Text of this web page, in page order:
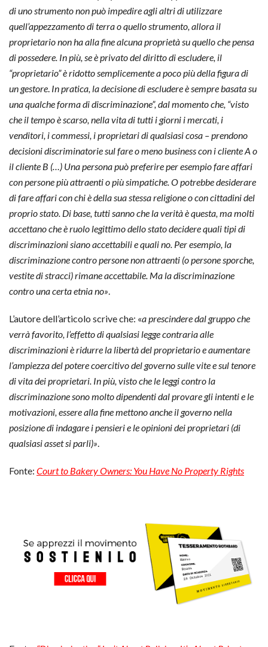
di uno strumento non può impedire agli altri di utilizzare
quell’appezzamento di terra o quello strumento, allora il
proprietario non ha alla fine alcuna proprietà su quello che pensa
di possedere. In più, se è privato del diritto di escludere, il
“proprietario” è ridotto semplicemente a poco più della figura di
un gestore. In pratica, la decisione di escludere è sempre basata su
una qualche forma di discriminazione”, dal momento che, “visto
che il tempo è scarso, nella vita di tutti i giorni i mercati, i
venditori, i commessi, i proprietari di qualsiasi cosa – prendono
decisioni discriminatorie sul fare o meno business con i cliente A o
il cliente B (…) Una persona può preferire per esempio fare affari
con persone più attraenti o più simpatiche. O potrebbe desiderare
di fare affari con chi è della sua stessa religione o con cittadini del
proprio stato. Di base, tutti sanno che la verità è questa, ma molti
accettano che è ruolo legittimo dello stato decidere quali tipi di
discriminazioni siano accettabili e quali no. Per esempio, la
discriminazione contro persone non attraenti (o persone sporche,
vestite di stracci) rimane accettabile. Ma la discriminazione
contro una certa etnia no».
L’autore dell’articolo scrive che: «a prescindere dal gruppo che
verrà favorito, l’effetto di qualsiasi legge contraria alle
discriminazioni è ridurre la libertà del proprietario e aumentare
l’ampiezza del potere coercitivo del governo sulle vite e sul tenore
di vita dei proprietari. In più, visto che le leggi contro la
discriminazione sono molto dipendenti dal provare gli intenti e le
motivazioni, essere alla fine mettono anche il governo nella
posizione di indagare i pensieri e le opinioni dei proprietari (di
qualsiasi asset si parli)».
Fonte: Court to Bakery Owners: You Have No Property Rights